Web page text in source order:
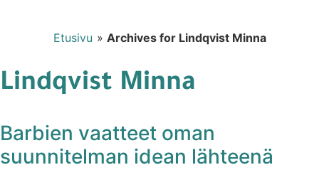
Etusivu » Archives for Lindqvist Minna
Lindqvist Minna
Barbien vaatteet oman
suunnitelman idean lähteenä